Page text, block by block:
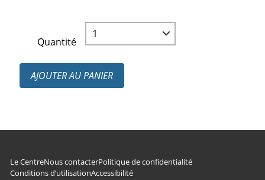
Quantité
AJOUTER AU PANIER
Navigation du pied de page
Le CentreNous contacterPolitique de confidentialité
Conditions d’utilisationAccessibilité